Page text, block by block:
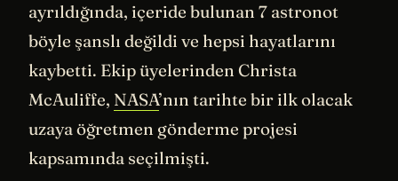
ayrıldığında, içeride bulunan 7 astronot
böyle şanslı değildi ve hepsi hayatlarını
kaybetti. Ekip üyelerinden Christa
McAuliffe, NASA’nın tarihte bir ilk olacak
uzaya öğretmen gönderme projesi
kapsamında seçilmişti.